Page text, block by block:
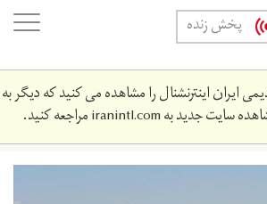
پخش زنده
ایران اینترنشنال را مشاهده می کنید که دیگر به
سایت جدید بهiranintl.comمراجعه کنید.